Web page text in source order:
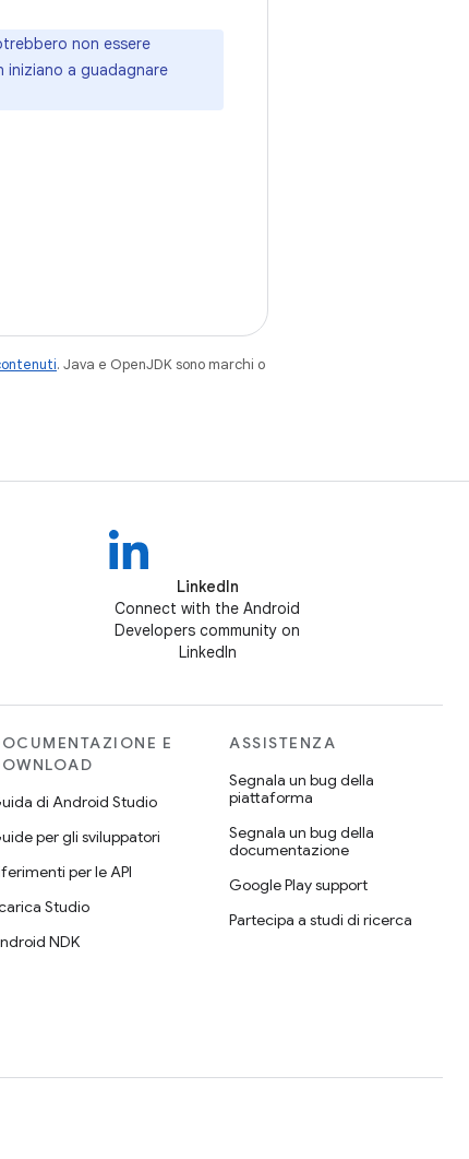
non essere
iniziano a guadagnare
. Java e OpenJDK sono marchi o
LinkedIn
Connect with the Android
Developers community on
LinkedIn
E
di Android Studio
per gli sviluppatori
per le API
Studio
NDK
ASSISTENZA
Segnala un bug della
piattaforma
Segnala un bug della
documentazione
Google Play support
Partecipa a studi di ricerca